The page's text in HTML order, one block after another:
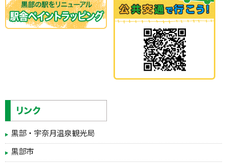
黒部・宇奈月温泉観光局
黒部市